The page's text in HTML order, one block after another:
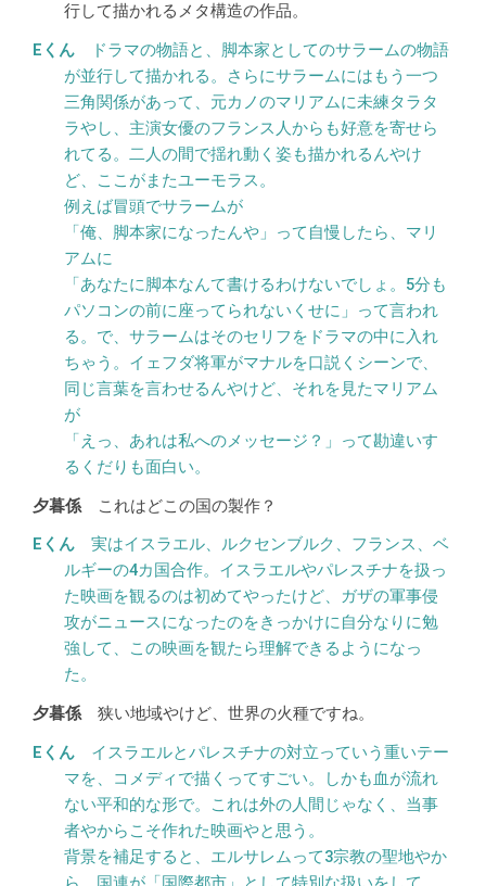
行して描かれるメタ構造の作品。
ドラマの物語と、脚本家としてのサラームの物語
が並行して描かれる。さらにサラームにはもう一つ
三角関係があって、元カノのマリアムに未練タラタ
ラやし、主演女優のフランス人からも好意を寄せら
れてる。二人の間で揺れ動く姿も描かれるんやけ
ど、ここがまたユーモラス。
例えば冒頭でサラームが
「俺、脚本家になったんや」って自慢したら、マリ
アムに
「あなたに脚本なんて書けるわけないでしょ。5分も
パソコンの前に座ってられないくせに」って言われ
る。で、サラームはそのセリフをドラマの中に入れ
ちゃう。イェフダ将軍がマナルを口説くシーンで、
同じ言葉を言わせるんやけど、それを見たマリアム
が
「えっ、あれは私へのメッセージ？」って勘違いす
るくだりも面白い。
これはどこの国の製作？
実はイスラエル、ルクセンブルク、フランス、ベ
ルギーの4カ国合作。イスラエルやパレスチナを扱っ
た映画を観るのは初めてやったけど、ガザの軍事侵
攻がニュースになったのをきっかけに自分なりに勉
強して、この映画を観たら理解できるようになっ
た。
狭い地域やけど、世界の火種ですね。
イスラエルとパレスチナの対立っていう重いテー
マを、コメディで描くってすごい。しかも血が流れ
ない平和的な形で。これは外の人間じゃなく、当事
者やからこそ作れた映画やと思う。
背景を補足すると、エルサレムって3宗教の聖地やか